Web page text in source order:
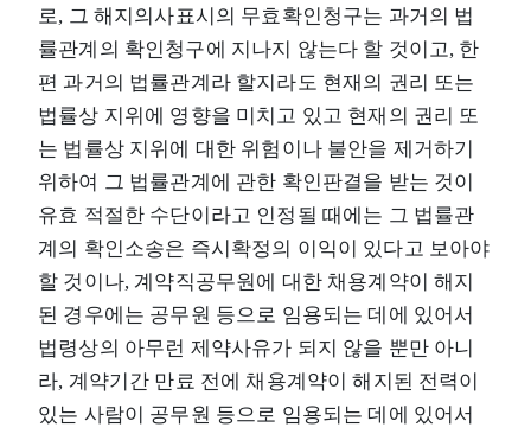
로, 그 해지의사표시의 무효확인청구는 과거의 법
률관계의 확인청구에 지나지 않는다 할 것이고, 한
편 과거의 법률관계라 할지라도 현재의 권리 또는
법률상 지위에 영향을 미치고 있고 현재의 권리 또
는 법률상 지위에 대한 위험이나 불안을 제거하기
위하여 그 법률관계에 관한 확인판결을 받는 것이
유효 적절한 수단이라고 인정될 때에는 그 법률관
계의 확인소송은 즉시확정의 이익이 있다고 보아야
할 것이나, 계약직공무원에 대한 채용계약이 해지
된 경우에는 공무원 등으로 임용되는 데에 있어서
법령상의 아무런 제약사유가 되지 않을 뿐만 아니
라, 계약기간 만료 전에 채용계약이 해지된 전력이
있는 사람이 공무원 등으로 임용되는 데에 있어서